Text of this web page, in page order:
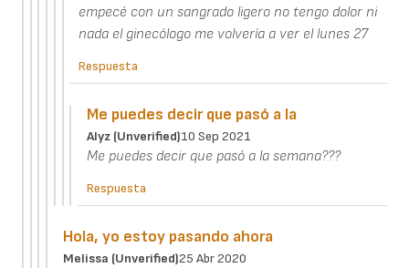
empecé con un sangrado ligero no tengo dolor ni
nada el ginecólogo me volvería a ver el lunes 27
Respuesta
Me puedes decir que pasó a la
Alyz (unverified)10 Sep 2021
Me puedes decir que pasó a la semana???
Respuesta
Hola, yo estoy pasando ahora
Melissa (unverified)25 Abr 2020